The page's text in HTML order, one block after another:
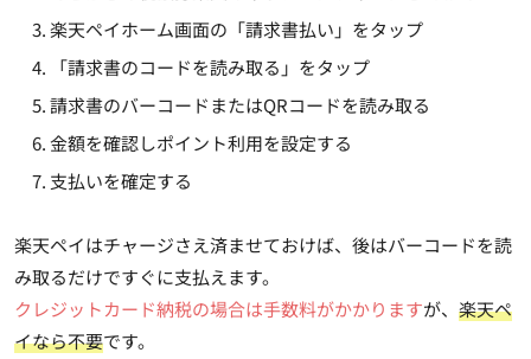
楽天ペイホーム画面の「請求書払い」をタップ
「請求書のコードを読み取る」をタップ
請求書のバーコードまたはQRコードを読み取る
金額を確認しポイント利用を設定する
支払いを確定する
楽天ペイはチャージさえ済ませておけば、後はバーコードを読
み取るだけですぐに支払えます。
クレジットカード納税の場合は手数料がかかりますが、 楽天ペ
イなら不要です。